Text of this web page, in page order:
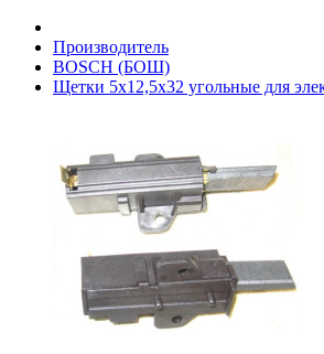
Производитель
BOSCH (БОШ)
Щетки 5х12,5х32 угольные для